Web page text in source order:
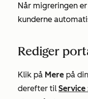
Når migreringen
kunderne
Rediger
Klik på Mere på
derefter til Service